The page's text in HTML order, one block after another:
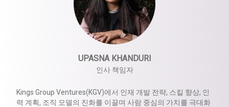
UPASNA KHANDURI
인사 책임자
Kings Group Ventures(KGV)에서 인재 개발 전략, 스킬 향상, 인
력 계획, 조직 모델의 진화를 이끌며 사람 중심의 가치를 극대화